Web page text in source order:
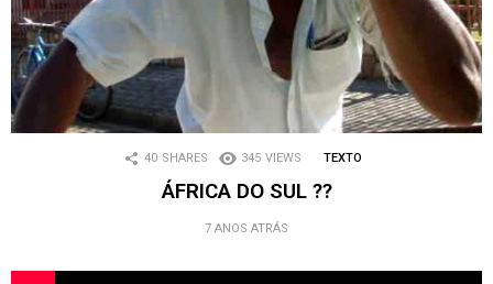
40 SHARES 345 VIEWS TEXTO
ÁFRICA DO SUL ??
7 ANOS ATRÁS